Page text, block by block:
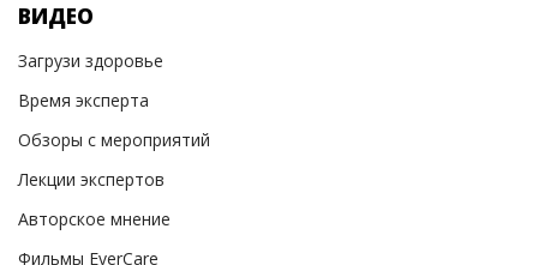
ВИДЕО
Загрузи здоровье
Время эксперта
Обзоры с мероприятий
Лекции экспертов
Авторское мнение
Фильмы EverCare